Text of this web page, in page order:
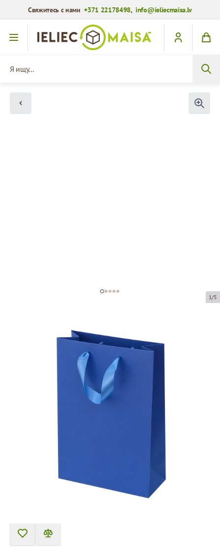
Свяжитесь с нами+371 22178498,info@ieliecmaisa.lv
Перейти к содержимому
1/5
Синие бумажные пакеты с
ручками из атласной ленты
23 x 10 x 33 cm
Tовар можно получить в пункте выдачи.
Цена за 1 штуку